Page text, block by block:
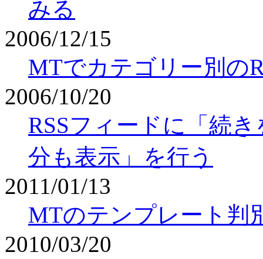
みる
2006/12/15
MTでカテゴリー別の
2006/10/20
RSSフィードに「続
分も表示」を行う
2011/01/13
MTのテンプレート判
2010/03/20